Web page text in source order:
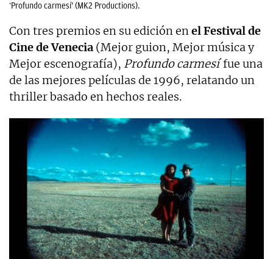
‘Profundo carmesí’ (MK2 Productions).
Con tres premios en su edición enel Festival de
Cine de Venecia (Mejor guion, Mejor música y
Mejor escenografía), Profundo carmesífue una
de las mejores películas de 1996, relatando un
thriller basado en hechos reales.